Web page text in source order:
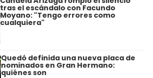
tras el escándalo con Facundo
Moyano: "Tengo errores como
cualquiera"
Quedó definida una nueva placa de
nominados en Gran Hermano:
quiénes son